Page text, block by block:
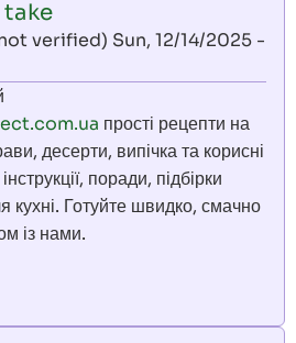
verified) Sun, 12/14/2025 -
прості рецепти на
десерти, випічка та корисні
поради, підбірки
Готуйте швидко, смачно
із нами.